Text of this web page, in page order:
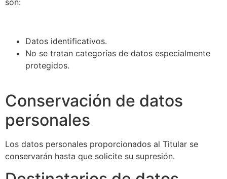
son:
Datos identificativos.
No se tratan categorías de datos especialmente
protegidos.
Conservación de datos
personales
Los datos personales proporcionados al Titular se
conservarán hasta que solicite su supresión.